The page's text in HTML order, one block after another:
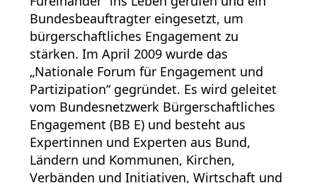
Bundesbeauftragter eingesetzt, um
bürgerschaftliches Engagement zu
stärken. Im April 2009 wurde das
„Nationale Forum für Engagement und
Partizipation“ gegründet. Es wird geleitet
vom Bundesnetzwerk Bürgerschaftliches
Engagement (BB E) und besteht aus
Expertinnen und Experten aus Bund,
Ländern und Kommunen, Kirchen,
Verbänden und Initiativen, Wirtschaft und